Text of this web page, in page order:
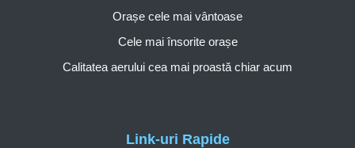
Link-uri Rapide
Orașe cele mai vântoase
Cele mai însorite orașe
Calitatea aerului cea mai proastă chiar acum